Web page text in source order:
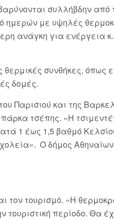
συλλήβδην από
ημερών με υψηλές
ανάγκη για ενέργεια
συνθήκες, όπως
δομές.
Παρισιού και της
τσέπης. «Η
1 έως 1,5 βαθμό
Ο δήμος Αθηναίων
τον τουρισμό. «Η
τουριστική περίοδο. Θα